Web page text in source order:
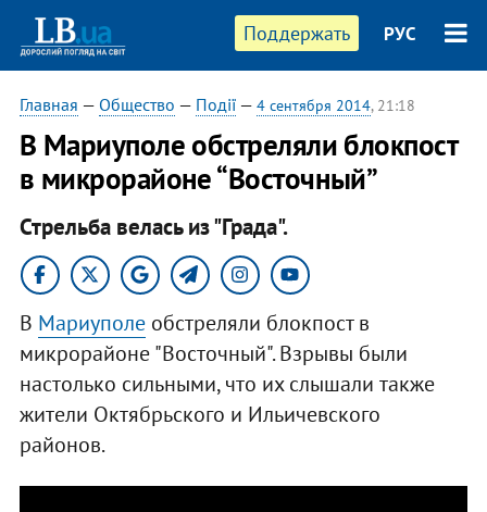
Поддержать РУС
Главная — Общество — Події— 4 сентября 2014, 21:18
В Мариуполе обстреляли блокпост
в микрорайоне “Восточный”
Стрельба велась из "Града".
В Мариуполеобстреляли блокпост в
микрорайоне "Восточный". Взрывы были
настолько сильными, что их слышали также
жители Октябрьского и Ильичевского
районов.